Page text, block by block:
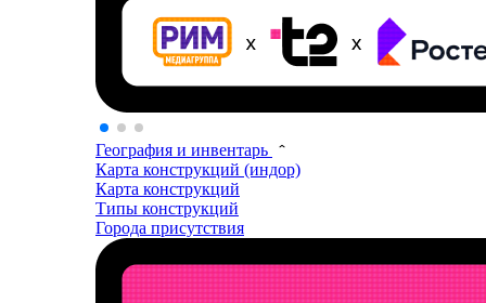
География и инвентарь
Карта конструкций (индор)
Карта конструкций
Типы конструкций
Города присутствия